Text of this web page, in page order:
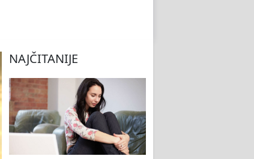
NAJČITANIJE